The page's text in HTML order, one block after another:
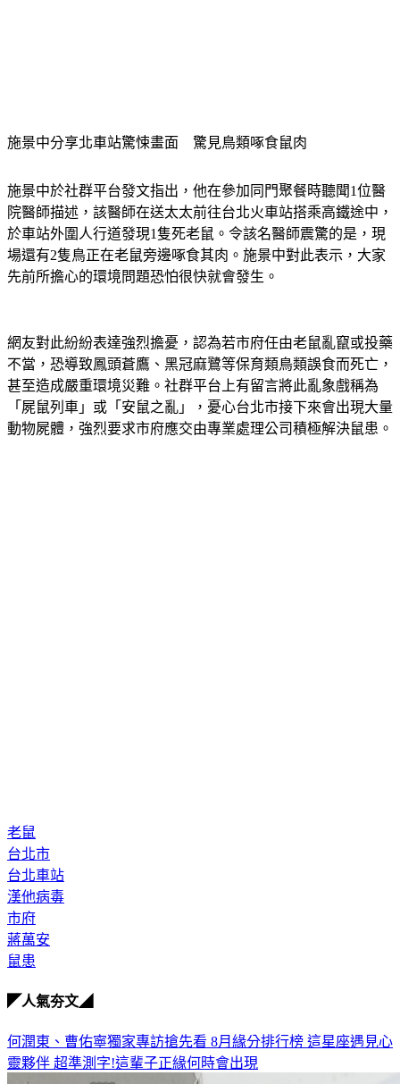
施景中分享北車站驚悚畫面　驚見鳥類啄食鼠肉
施景中於社群平台發文指出，他在參加同門聚餐時聽聞1位醫
院醫師描述，該醫師在送太太前往台北火車站搭乘高鐵途中，
於車站外圍人行道發現1隻死老鼠。令該名醫師震驚的是，現
場還有2隻鳥正在老鼠旁邊啄食其肉。施景中對此表示，大家
先前所擔心的環境問題恐怕很快就會發生。
網友對此紛紛表達強烈擔憂，認為若市府任由老鼠亂竄或投藥
不當，恐導致鳳頭蒼鷹、黑冠麻鷺等保育類鳥類誤食而死亡，
甚至造成嚴重環境災難。社群平台上有留言將此亂象戲稱為
「屍鼠列車」或「安鼠之亂」，憂心台北市接下來會出現大量
動物屍體，強烈要求市府應交由專業處理公司積極解決鼠患。
老鼠
台北市
台北車站
漢他病毒
市府
蔣萬安
鼠患
◤人氣夯文◢
何潤東、曹佑寧獨家專訪搶先看 8月緣分排行榜 這星座遇見心
靈夥伴 超準測字!這輩子正緣何時會出現